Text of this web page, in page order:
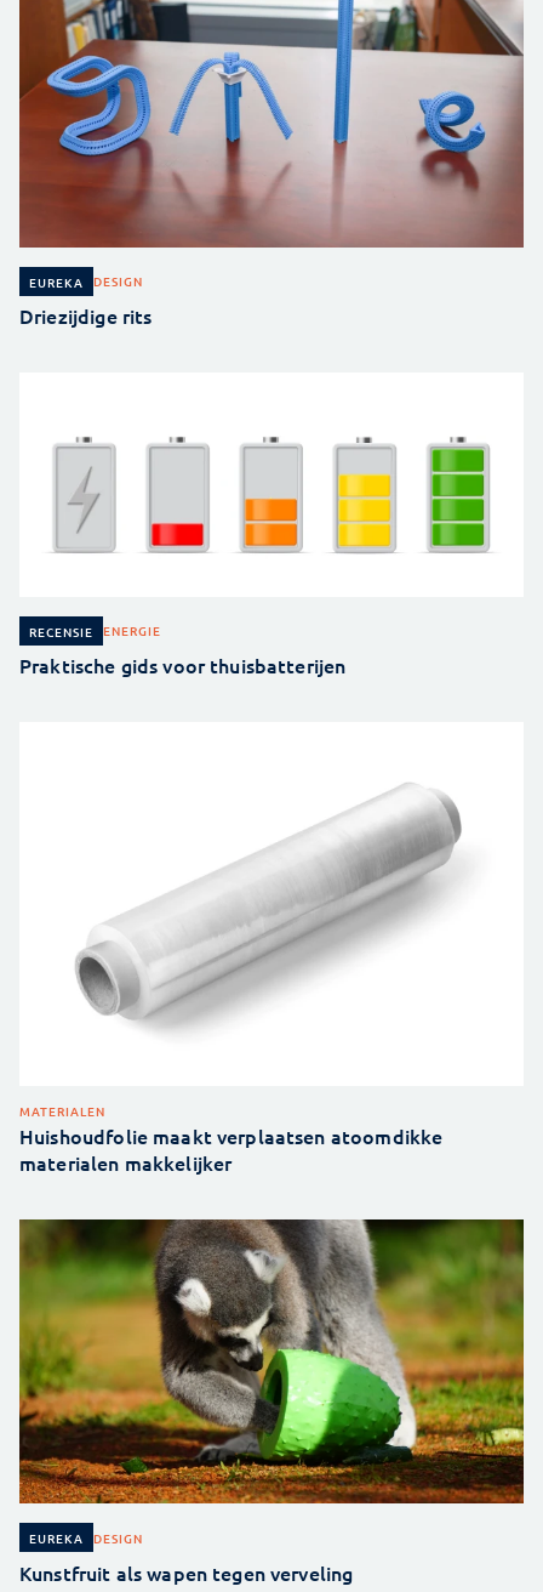
EUREKA DESIGN
Driezijdige rits
RECENSIE ENERGIE
Praktische gids voor thuisbatterijen
MATERIALEN
Huishoudfolie maakt verplaatsen atoomdikke
materialen makkelijker
EUREKA DESIGN
Kunstfruit als wapen tegen verveling